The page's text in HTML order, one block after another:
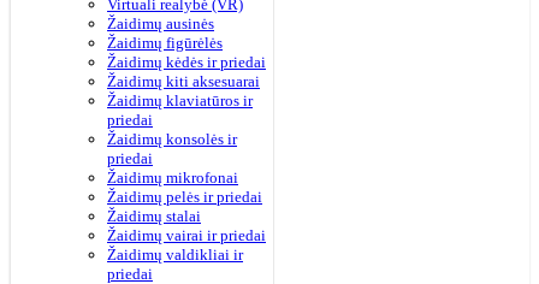
Virtuali realybė (VR)
Žaidimų ausinės
Žaidimų figūrėlės
Žaidimų kėdės ir priedai
Žaidimų kiti aksesuarai
Žaidimų klaviatūros ir
priedai
Žaidimų konsolės ir
priedai
Žaidimų mikrofonai
Žaidimų pelės ir priedai
Žaidimų stalai
Žaidimų vairai ir priedai
Žaidimų valdikliai ir
priedai